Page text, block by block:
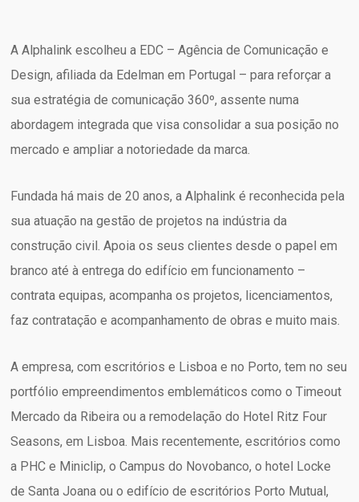
A Alphalink escolheu a EDC – Agência de Comunicação e
Design, afiliada da Edelman em Portugal – para reforçar a
sua estratégia de comunicação 360º, assente numa
abordagem integrada que visa consolidar a sua posição no
mercado e ampliar a notoriedade da marca.
Fundada há mais de 20 anos, a Alphalink é reconhecida pela
sua atuação na gestão de projetos na indústria da
construção civil. Apoia os seus clientes desde o papel em
branco até à entrega do edifício em funcionamento –
contrata equipas, acompanha os projetos, licenciamentos,
faz contratação e acompanhamento de obras e muito mais.
A empresa, com escritórios e Lisboa e no Porto, tem no seu
portfólio empreendimentos emblemáticos como o Timeout
Mercado da Ribeira ou a remodelação do Hotel Ritz Four
Seasons, em Lisboa. Mais recentemente, escritórios como
a PHC e Miniclip, o Campus do Novobanco, o hotel Locke
de Santa Joana ou o edifício de escritórios Porto Mutual,